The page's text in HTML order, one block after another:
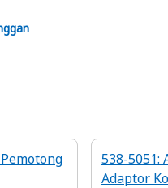
538-5051:
Adaptor